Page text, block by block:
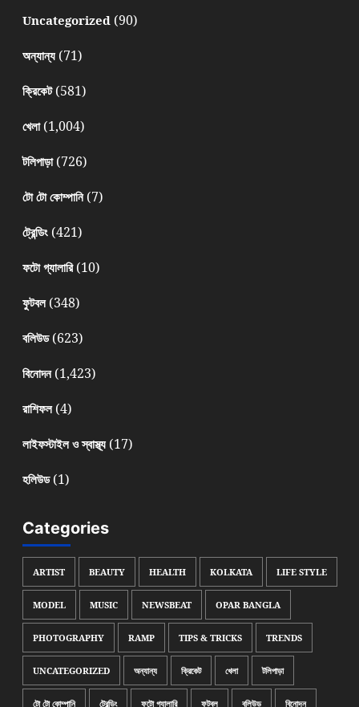
Uncategorized(90)
অন্যান্য(71)
ক্রিকেট(581)
খেলা(1,004)
টলিপাড়া(726)
টো টো কোম্পানি(7)
ট্রেন্ডিং(421)
ফটো গ্যালারি(10)
ফুটবল(348)
বলিউড(623)
বিনোদন(1,423)
রাশিফল(4)
লাইফস্টাইল ও স্বাস্থ্য(17)
হলিউড(1)
Categories
ARTIST BEAUTY HEALTH KOLKATA LIFE STYLE
MODEL MUSIC NEWSBEAT OPAR BANGLA
PHOTOGRAPHY RAMP TIPS & TRICKS TRENDS
UNCATEGORIZED অন্যান্য ক্রিকেট খেলা টলিপাড়া
টো টো কোম্পানি ট্রেন্ডিং ফটো গ্যালারি ফুটবল বলিউড বিনোদন